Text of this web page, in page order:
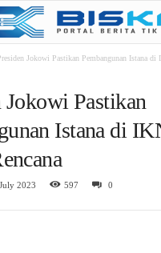
Jokowi Pastikan Pembangunan Istana di
Jokowi Pastikan
Istana di
2023 597 0